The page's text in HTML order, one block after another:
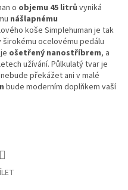
o objemu 45 litrů vyniká
nášlapnému
koše Simplehuman je tak
ocelovému pedálu
ošetřený nanostříbrem, a
užívání. Půlkulatý tvar je
překážet ani v malé
bude moderním doplňkem vaší